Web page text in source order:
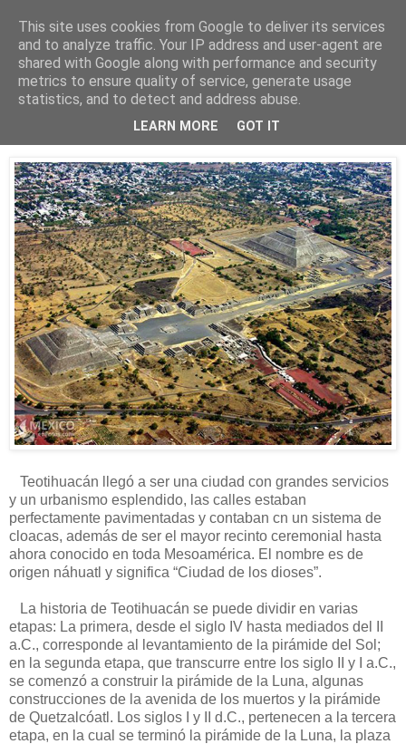
Está de pinga
6/8/14
Teotihuacán llegó a ser una ciudad con grandes servicios
y un urbanismo esplendido, las calles estaban
perfectamente pavimentadas y contaban cn un sistema de
cloacas, además de ser el mayor recinto ceremonial hasta
ahora conocido en toda Mesoamérica. El nombre es de
origen náhuatl y significa “Ciudad de los dioses”.
La historia de Teotihuacán se puede dividir en varias
etapas: La primera, desde el siglo IV hasta mediados del II
a.C., corresponde al levantamiento de la pirámide del Sol;
en la segunda etapa, que transcurre entre los siglo II y I a.C.,
se comenzó a construir la pirámide de la Luna, algunas
construcciones de la avenida de los muertos y la pirámide
de Quetzalcóatl. Los siglos I y II d.C., pertenecen a la tercera
etapa, en la cual se terminó la pirámide de la Luna, la plaza
This site uses cookies from Google to deliver its services
and to analyze traffic. Your IP address and user-agent are
shared with Google along with performance and security
metrics to ensure quality of service, generate usage
statistics, and to detect and address abuse.
LEARN MORE GOT IT